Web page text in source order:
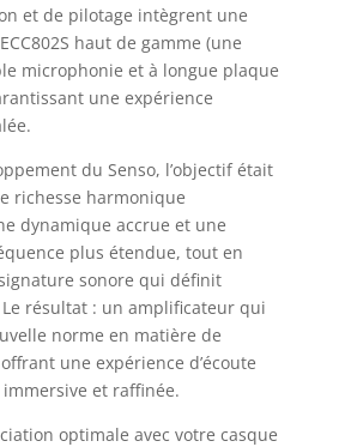
et de pilotage intègrent une
haut de gamme (une
microphonie et à longue plaque
une expérience
du Senso, l’objectif était
richesse harmonique
dynamique accrue et une
plus étendue, tout en
sonore qui définit
résultat : un amplificateur qui
norme en matière de
une expérience d’écoute
et raffinée.
optimale avec votre casque